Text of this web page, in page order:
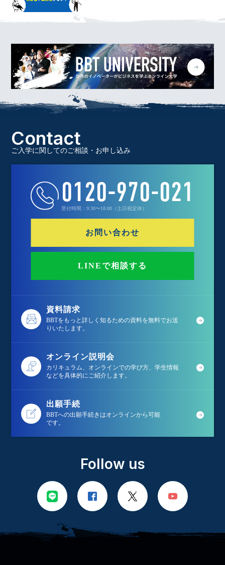
Contact
ご入学に関してのご相談・お申し込み
0120-970-021
受付時間：9:30〜18:00（土日祝定休）
お問い合わせ
LINEで相談する
資料請求
BBTをもっと詳しく知るための資料を無料でお送
りいたします。
オンライン説明会
カリキュラム、オンラインでの学び方、学生情報
などを具体的にご紹介します。
出願手続
BBTへの出願手続きはオンラインから可能
です。
Follow us